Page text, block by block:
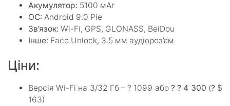
Акумулятор: 5100 мАг
ОС: Android 9.0 Pie
Зв’язок: Wi-Fi, GPS, GLONASS, BeiDou
Інше: Face Unlock, 3.5 мм аудіороз’єм
Ціни:
Версія Wi-Fi на 3/32 Гб – ? 1099 або ? ? 4 300 (? $
163)